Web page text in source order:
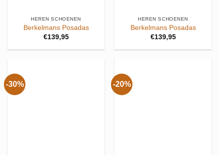
HEREN SCHOENEN
Berkelmans Posadas
€139,95
HEREN SCHOENEN
Berkelmans Posadas
€139,95
-30% -20%